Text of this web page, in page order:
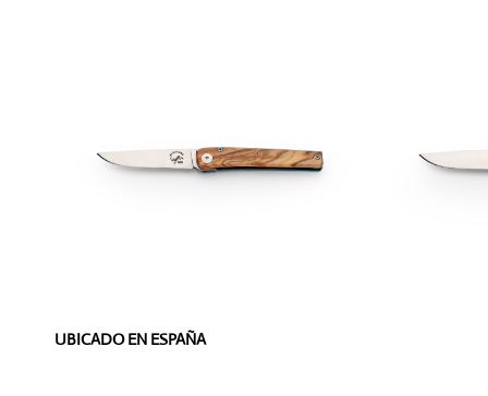
UBICADO EN ESPAÑA